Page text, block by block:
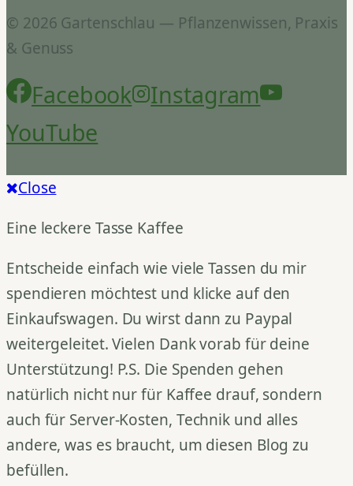
© 2026 Gartenschlau — Pflanzenwissen, Praxis
& Genuss
Facebook
Instagram
YouTube
Close
Eine leckere Tasse Kaffee
Entscheide einfach wie viele Tassen du mir
spendieren möchtest und klicke auf den
Einkaufswagen. Du wirst dann zu Paypal
weitergeleitet. Vielen Dank vorab für deine
Unterstützung! P.S. Die Spenden gehen
natürlich nicht nur für Kaffee drauf, sondern
auch für Server-Kosten, Technik und alles
andere, was es braucht, um diesen Blog zu
befüllen.